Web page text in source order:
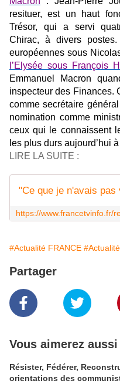
resituer, est un haut
Trésor, qui a servi
Chirac, à divers
européennes sous
l’Elysée sous François
Emmanuel Macron
inspecteur des Finances.
comme secrétaire
nomination comme
ceux qui le connaissent
les plus durs aujourd’hui
LIRE LA SUITE :
#Actualité FRANCE
Partager
Vous aimerez aussi
Résister, Fédérer,
orientations des